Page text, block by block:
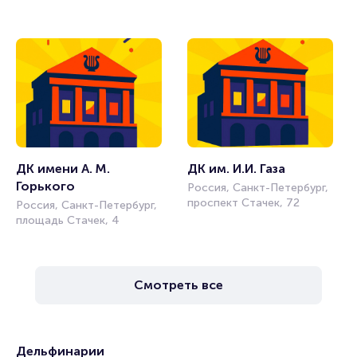
ДК имени А. М.
Горького
Россия, Санкт-Петербург,
площадь Стачек, 4
ДК им. И.И. Газа
Россия, Санкт-Петербург,
проспект Стачек, 72
Смотреть все
Дельфинарии